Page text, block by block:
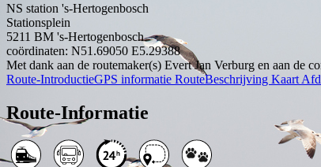
NS station 's-Hertogenbosch
Stationsplein
5211 BM 's-Hertogenbosch
coördinaten: N51.69050 E5.29388
Met dank aan de routemaker(s) Evert Jan Verburg en aan de
Route-IntroductieGPS informatie RouteBeschrijving Kaart
Route-Informatie